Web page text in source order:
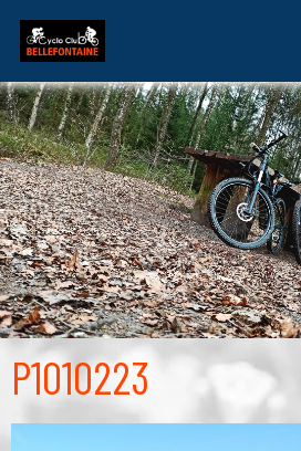
P1010223